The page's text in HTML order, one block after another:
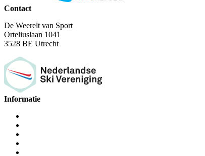
Contact
De Weerelt van Sport
Orteliuslaan 1041
3528 BE Utrecht
Informatie